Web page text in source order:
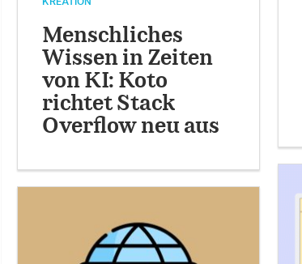
Menschliches
Wissen in Zeiten
von KI: Koto
richtet Stack
Overflow neu aus